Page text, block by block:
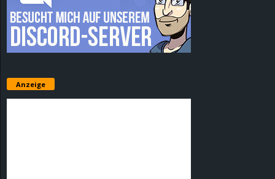
Anzeige